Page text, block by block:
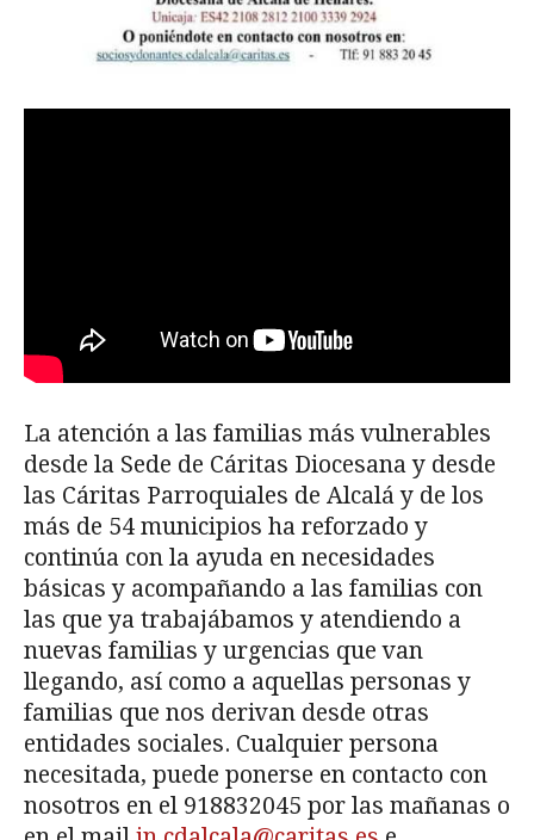
La atención a las familias más vulnerables
desde la Sede de Cáritas Diocesana y desde
las Cáritas Parroquiales de Alcalá y de los
más de 54 municipios ha reforzado y
continúa con la ayuda en necesidades
básicas y acompañando a las familias con
las que ya trabajábamos y atendiendo a
nuevas familias y urgencias que van
llegando, así como a aquellas personas y
familias que nos derivan desde otras
entidades sociales. Cualquier persona
necesitada, puede ponerse en contacto con
nosotros en el 918832045 por las mañanas o